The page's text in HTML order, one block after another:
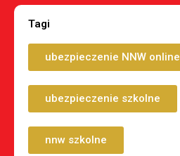
Tagi
ubezpieczenie NNW online
ubezpieczenie szkolne
nnw szkolne